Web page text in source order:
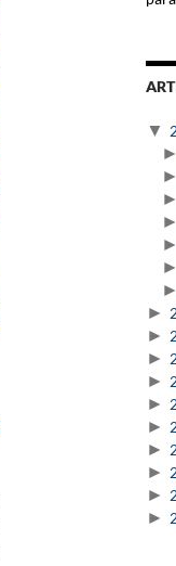
▼
►
►
►
►
►
►
►
►
►
►
►
►
►
►
►
►
►